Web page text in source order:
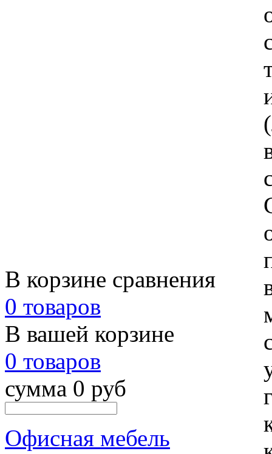
В корзине сравнения
0 товаров
В вашей корзине
0 товаров
сумма 0 руб
Офисная мебель